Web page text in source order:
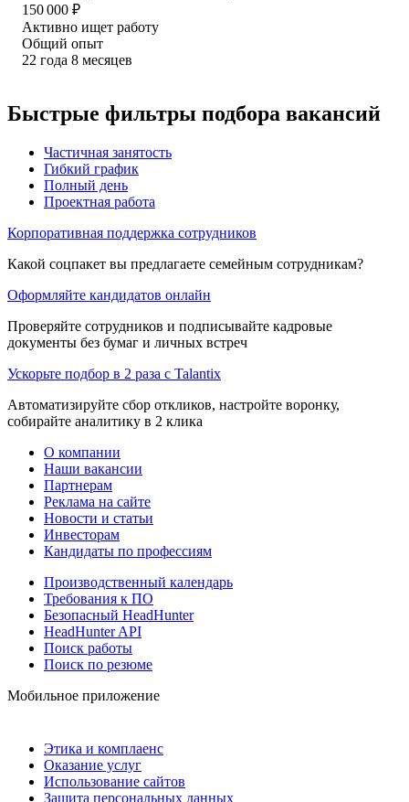
150 000 ₽
Активно ищет работу
Общий опыт
22 года 8 месяцев
Быстрые фильтры подбора вакансий
Частичная занятость
Гибкий график
Полный день
Проектная работа
Корпоративная поддержка сотрудников
Какой соцпакет вы предлагаете семейным сотрудникам?
Оформляйте кандидатов онлайн
Проверяйте сотрудников и подписывайте кадровые
документы без бумаг и личных встреч
Ускорьте подбор в 2 раза с Talantix
Автоматизируйте сбор откликов, настройте воронку,
собирайте аналитику в 2 клика
О компании
Наши вакансии
Партнерам
Реклама на сайте
Новости и статьи
Инвесторам
Кандидаты по профессиям
Производственный календарь
Требования к ПО
Безопасный HeadHunter
HeadHunter API
Поиск работы
Поиск по резюме
Мобильное приложение
Этика и комплаенс
Оказание услуг
Использование сайтов
Защита персональных данных